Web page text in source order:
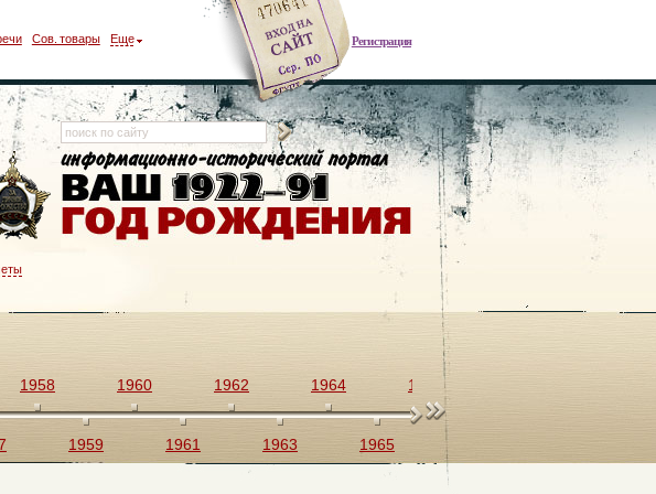
Регистрация
Сов. товары Еще
1958
1959
1960
1961
1962
1963
1964
1965
1966